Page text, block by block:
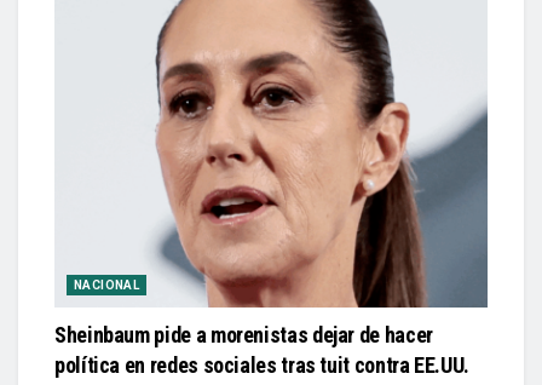
NACIONAL
Sheinbaum pide a morenistas dejar de hacer
política en redes sociales tras tuit contra EE.UU.